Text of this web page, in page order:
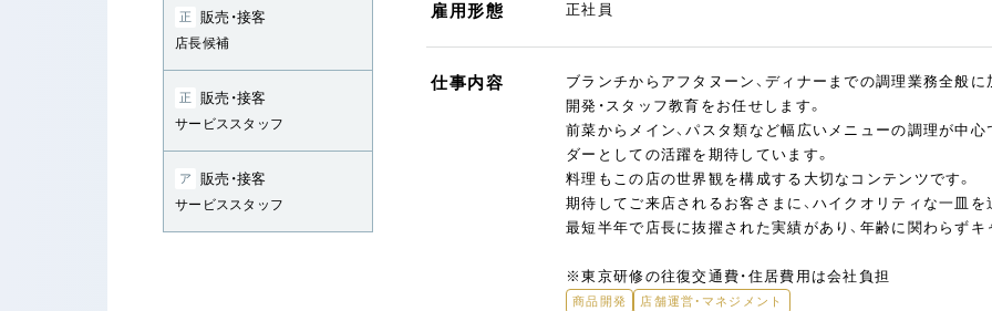
正 販売・接客
店長候補
正 販売・接客
サービススタッフ
ア 販売・接客
サービススタッフ
雇用形態 正社員
仕事内容
ブランチからアフタヌーン、ディナーまでの調理業務全般
開発・スタッフ教育をお任せします。
前菜からメイン、パスタ類など幅広いメニューの調理が中
ダーとしての活躍を期待しています。
料理もこの店の世界観を構成する大切なコンテンツです。
期待してご来店されるお客さまに、ハイクオリティな一皿を
最短半年で店長に抜擢された実績があり、年齢に関わらず
※東京研修の往復交通費・住居費用は会社負担
商品開発 店舗運営・マネジメント